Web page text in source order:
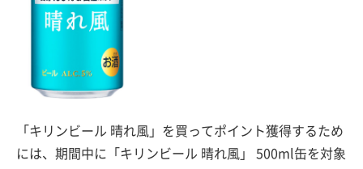
「キリンビール 晴れ風」を買ってポイント獲得するため
には、期間中に「キリンビール 晴れ風」 500ml缶を対象